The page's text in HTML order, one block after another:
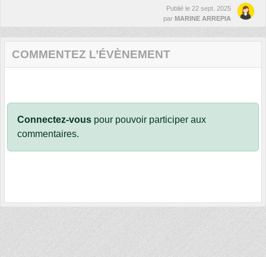
Publié le 22 sept. 2025
par MARINE ARREPIA
COMMENTEZ L’ÉVÈNEMENT
Connectez-vous pour pouvoir participer aux
commentaires.